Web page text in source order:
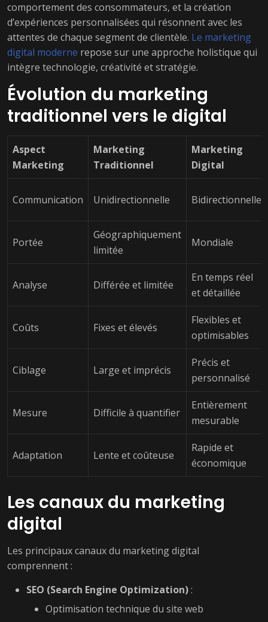
comportement des consommateurs, et la création
d’expériences personnalisées qui résonnent avec les
attentes de chaque segment de clientèle. Le marketing
digital moderne repose sur une approche holistique qui
intègre technologie, créativité et stratégie.
Évolution du marketing
traditionnel vers le digital
Aspect
Marketing
Marketing
Traditionnel
Marketing
Digital
Communication Unidirectionnelle Bidirectionnelle
Portée
Géographiquement
limitée
Mondiale
Analyse Différée et limitée
En temps réel
et détaillée
Coûts Fixes et élevés
Flexibles et
optimisables
Ciblage Large et imprécis
Précis et
personnalisé
Mesure Difficile à quantifier
Entièrement
mesurable
Adaptation Lente et coûteuse
Rapide et
économique
Les canaux du marketing
digital
Les principaux canaux du marketing digital
comprennent :
SEO (Search Engine Optimization):
Optimisation technique du site web